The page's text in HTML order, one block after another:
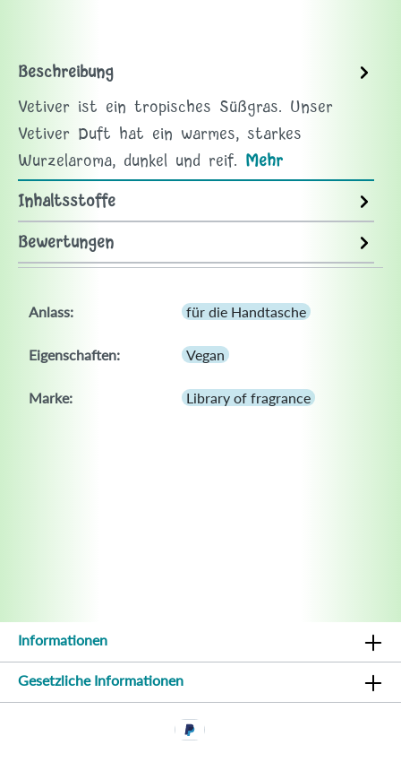
Beschreibung
Vetiver ist ein tropisches Süßgras. Unser
Vetiver Duft hat ein warmes, starkes
Wurzelaroma, dunkel und reif. Mehr
Inhaltsstoffe
Bewertungen
Anlass: für die Handtasche
Eigenschaften: Vegan
Marke: Library of fragrance
Informationen
Gesetzliche Informationen